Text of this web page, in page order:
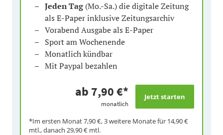
Jeden Tag(Mo.-Sa.) die digitale Zeitung
als E-Paper inklusive Zeitungsarchiv
Vorabend Ausgabe als E-Paper
Sport am Wochenende
Monatlich kündbar
Mit Paypal bezahlen
ab 7,90 €*
monatlich
*Im ersten Monat 7,90 €, 3 weitere Monate für 14,90 €
mtl., danach 29,90 € mtl.